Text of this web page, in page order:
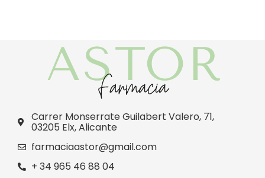
Carrer Monserrate Guilabert Valero, 71,
03205 Elx, Alicante
farmaciaastor@gmail.com
+ 34 965 46 88 04